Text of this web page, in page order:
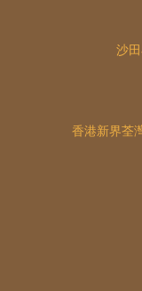
沙
香港新界荃